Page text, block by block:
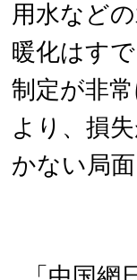
用水など
暖化はす
制定が非
より、損
かない局